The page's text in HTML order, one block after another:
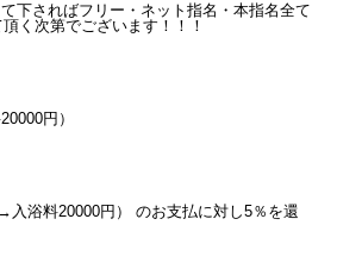
下さればフリー・ネット指名・本指名全て
く次第でございます！！！
円）
入浴料20000円） のお支払に対し5％を還